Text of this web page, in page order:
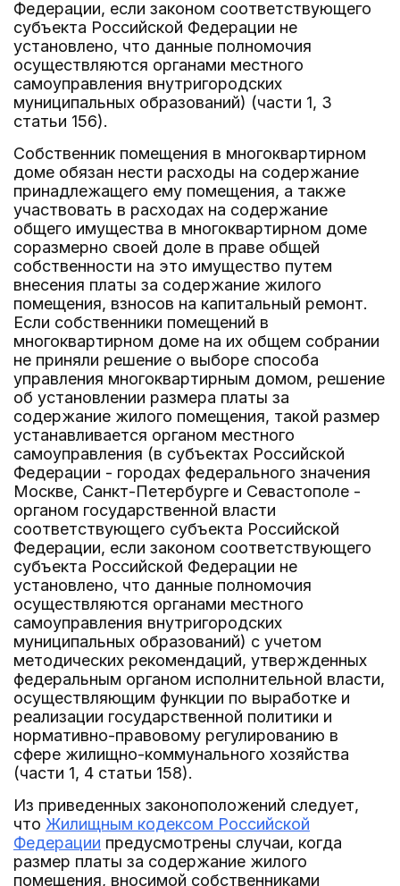
Федерации, если законом соответствующего
субъекта Российской Федерации не
установлено, что данные полномочия
осуществляются органами местного
самоуправления внутригородских
муниципальных образований) (части 1, 3
статьи 156).
Собственник помещения в многоквартирном
доме обязан нести расходы на содержание
принадлежащего ему помещения, а также
участвовать в расходах на содержание
общего имущества в многоквартирном доме
соразмерно своей доле в праве общей
собственности на это имущество путем
внесения платы за содержание жилого
помещения, взносов на капитальный ремонт.
Если собственники помещений в
многоквартирном доме на их общем собрании
не приняли решение о выборе способа
управления многоквартирным домом, решение
об установлении размера платы за
содержание жилого помещения, такой размер
устанавливается органом местного
самоуправления (в субъектах Российской
Федерации - городах федерального значения
Москве, Санкт-Петербурге и Севастополе -
органом государственной власти
соответствующего субъекта Российской
Федерации, если законом соответствующего
субъекта Российской Федерации не
установлено, что данные полномочия
осуществляются органами местного
самоуправления внутригородских
муниципальных образований) с учетом
методических рекомендаций, утвержденных
федеральным органом исполнительной власти,
осуществляющим функции по выработке и
реализации государственной политики и
нормативно-правовому регулированию в
сфере жилищно-коммунального хозяйства
(части 1, 4 статьи 158).
Из приведенных законоположений следует,
что Жилищным кодексом Российской
Федерации предусмотрены случаи, когда
размер платы за содержание жилого
помещения, вносимой собственниками